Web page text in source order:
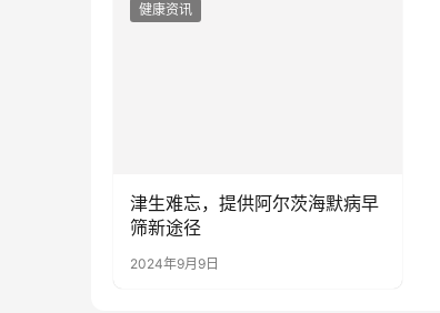
健康资讯
津生难忘，提供阿尔茨海默病早
筛新途径
2024年9月9日